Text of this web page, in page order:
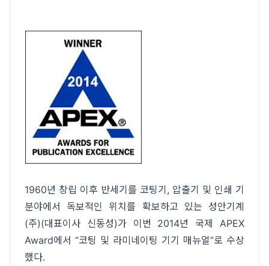
1960년 창립 이후 반세기를 코팅기, 압출기 및 인쇄 기
분야에서 독보적인 위치를 확보하고 있는 성안기계
(주)(대표이사 신동성)가 이번 2014년 국제 APEX
Award에서 “코팅 및 라미네이팅 기기 매뉴얼”로 수상
했다.